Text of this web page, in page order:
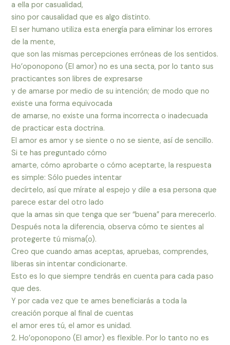
a ella por casualidad,
sino por causalidad que es algo distinto.
El ser humano utiliza esta energía para eliminar los errores
de la mente,
que son las mismas percepciones erróneas de los sentidos.
Ho’oponopono (El amor) no es una secta, por lo tanto sus
practicantes son libres de expresarse
y de amarse por medio de su intención; de modo que no
existe una forma equivocada
de amarse, no existe una forma incorrecta o inadecuada
de practicar esta doctrina.
El amor es amor y se siente o no se siente, así de sencillo.
Si te has preguntado cómo
amarte, cómo aprobarte o cómo aceptarte, la respuesta
es simple: Sólo puedes intentar
decírtelo, así que mírate al espejo y dile a esa persona que
parece estar del otro lado
que la amas sin que tenga que ser “buena” para merecerlo.
Después nota la diferencia, observa cómo te sientes al
protegerte tú misma(o).
Creo que cuando amas aceptas, apruebas, comprendes,
liberas sin intentar condicionarte.
Esto es lo que siempre tendrás en cuenta para cada paso
que des.
Y por cada vez que te ames beneficiarás a toda la
creación porque al final de cuentas
el amor eres tú, el amor es unidad.
2. Ho’oponopono (El amor) es flexible. Por lo tanto no es